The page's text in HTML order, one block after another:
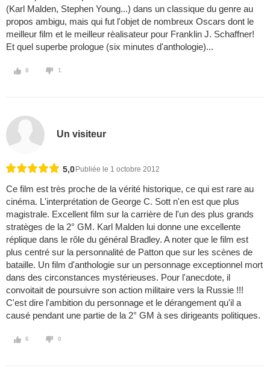
(Karl Malden, Stephen Young...) dans un classique du genre au
propos ambigu, mais qui fut l'objet de nombreux Oscars dont le
meilleur film et le meilleur rèalisateur pour Franklin J. Schaffner!
Et quel superbe prologue (six minutes d'anthologie)...
8 1
Un visiteur
5,0 Publiée le 1 octobre 2012
Ce film est très proche de la vérité historique, ce qui est rare au
cinéma. L'interprétation de George C. Sott n'en est que plus
magistrale. Excellent film sur la carrière de l'un des plus grands
stratèges de la 2° GM. Karl Malden lui donne une excellente
réplique dans le rôle du général Bradley. A noter que le film est
plus centré sur la personnalité de Patton que sur les scènes de
bataille. Un film d'anthologie sur un personnage exceptionnel mort
dans des circonstances mystérieuses. Pour l'anecdote, il
convoitait de poursuivre son action militaire vers la Russie !!!
C'est dire l'ambition du personnage et le dérangement qu'il a
causé pendant une partie de la 2° GM à ses dirigeants politiques.
6 0